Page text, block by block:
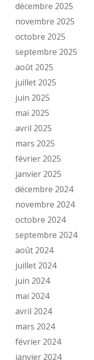
décembre 2025
novembre 2025
octobre 2025
septembre 2025
août 2025
juillet 2025
juin 2025
mai 2025
avril 2025
mars 2025
février 2025
janvier 2025
décembre 2024
novembre 2024
octobre 2024
septembre 2024
août 2024
juillet 2024
juin 2024
mai 2024
avril 2024
mars 2024
février 2024
janvier 2024